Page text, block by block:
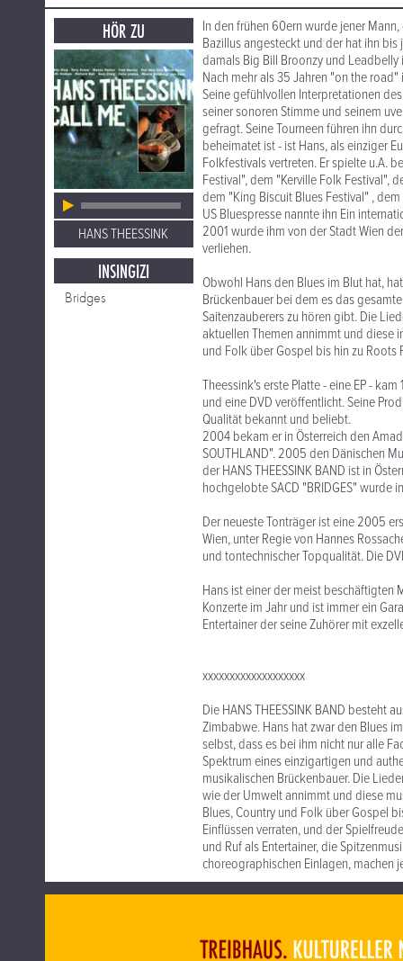
HÖR ZU
HANS THEESSINK
INSINGIZI
Bridges
In den frühen 60ern wurde jener
Bazillus angesteckt und der hat ihn
damals Big Bill Broonzy und
Nach mehr als 35 Jahren "on the
Seine gefühlvollen Interpretationen
seiner sonoren Stimme und seinem
gefragt. Seine Tourneen führen ihn
beheimatet ist - ist Hans, als einziger
Folkfestivals vertreten. Er spielte u.A.
Festival", dem "Kerville Folk Festival",
dem "King Biscuit Blues Festival" ,
US Bluespresse nannte ihn Ein
2001 wurde ihm von der Stadt Wien
verliehen.
Obwohl Hans den Blues im Blut hat,
Brückenbauer bei dem es das
Saitenzauberers zu hören gibt. Die
aktuellen Themen annimmt und diese
und Folk über Gospel bis hin zu
Theessink's erste Platte - eine EP -
und eine DVD veröffentlicht. Seine
Qualität bekannt und beliebt.
2004 bekam er in Österreich den
SOUTHLAND". 2005 den Dänischen
der HANS THEESSINK BAND ist in
hochgelobte SACD "BRIDGES" wurde
Der neueste Tonträger ist eine 2005
Wien, unter Regie von Hannes
und tontechnischer Topqualität. Die
Hans ist einer der meist beschäftigten
Konzerte im Jahr und ist immer ein
Entertainer der seine Zuhörer mit
xxxxxxxxxxxxxxxxxxx
Die HANS THEESSINK BAND besteht
Zimbabwe. Hans hat zwar den Blues
selbst, dass es bei ihm nicht nur alle
Spektrum eines einzigartigen und
musikalischen Brückenbauer. Die
wie der Umwelt annimmt und diese
Blues, Country und Folk über Gospel
Einflüssen verraten, und der
und Ruf als Entertainer, die
choreographischen Einlagen, machen